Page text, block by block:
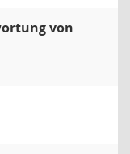
von